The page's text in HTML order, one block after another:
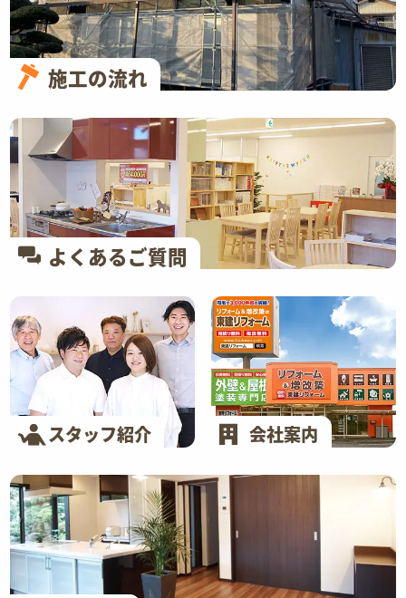
施工の流れ
よくあるご質問
スタッフ紹介 会社案内